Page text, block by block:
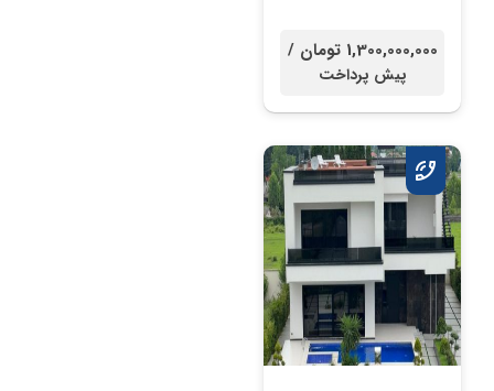
1,300,000,000 تومان /
پیش پرداخت